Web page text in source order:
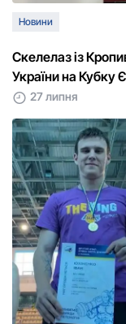
Новини
Скелелаз із
України на Кубку
27 липня